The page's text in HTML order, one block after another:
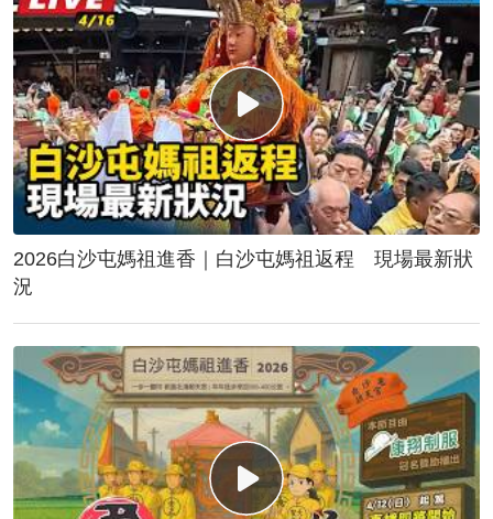
2026白沙屯媽祖進香｜白沙屯媽祖返程 現場最新狀
況